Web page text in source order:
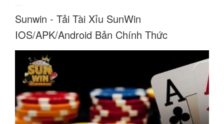
Sunwin - Tải Tài Xỉu SunWin
IOS/APK/Android Bản Chính Thức